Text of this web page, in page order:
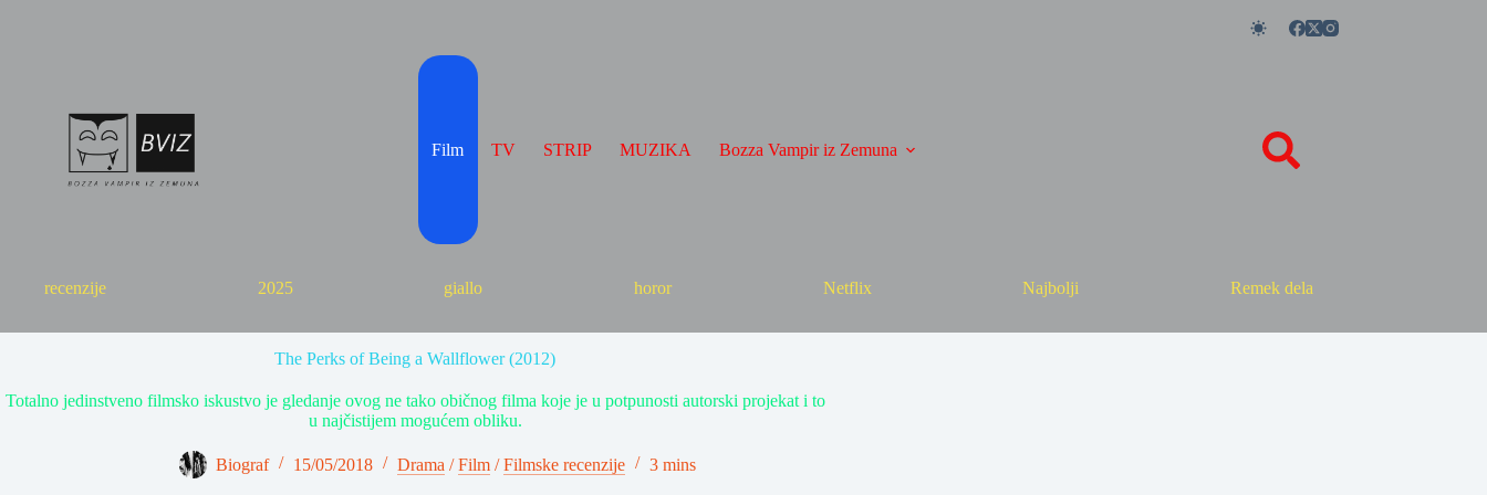
Film TV STRIP MUZIKA Bozza Vampir iz Zemuna
recenzije 2025 giallo horor Netflix Najbolji Remek dela
The Perks of Being a Wallflower (2012)
Totalno jedinstveno filmsko iskustvo je gledanje ovog ne tako običnog filma koje je u potpunosti autorski projekat i to
u najčistijem mogućem obliku.
Biograf 15/05/2018 Drama /Film/Filmske recenzije 3 mins